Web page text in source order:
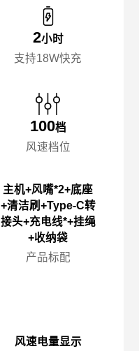
2小时
支持18W快充
100档
风速档位
主机+风嘴*2+底座
+清洁刷+Type-C转
接头+充电线*+挂绳
+收纳袋
产品标配
风速电量显示